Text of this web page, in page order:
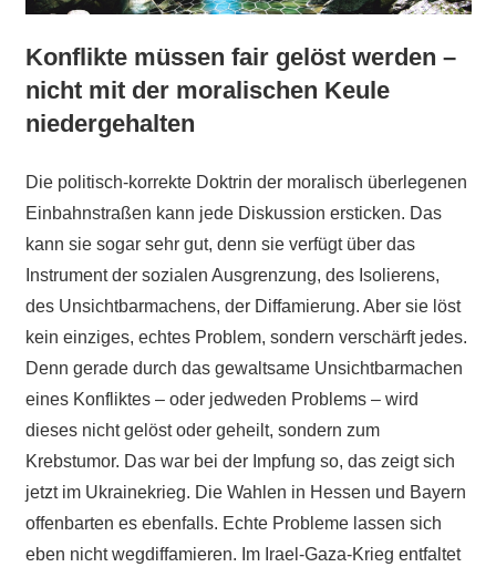
Konflikte müssen fair gelöst werden –
nicht mit der moralischen Keule
niedergehalten
Die politisch-korrekte Doktrin der moralisch überlegenen
Einbahnstraßen kann jede Diskussion ersticken. Das
kann sie sogar sehr gut, denn sie verfügt über das
Instrument der sozialen Ausgrenzung, des Isolierens,
des Unsichtbarmachens, der Diffamierung. Aber sie löst
kein einziges, echtes Problem, sondern verschärft jedes.
Denn gerade durch das gewaltsame Unsichtbarmachen
eines Konfliktes – oder jedweden Problems – wird
dieses nicht gelöst oder geheilt, sondern zum
Krebstumor. Das war bei der Impfung so, das zeigt sich
jetzt im Ukrainekrieg. Die Wahlen in Hessen und Bayern
offenbarten es ebenfalls. Echte Probleme lassen sich
eben nicht wegdiffamieren. Im Irael-Gaza-Krieg entfaltet